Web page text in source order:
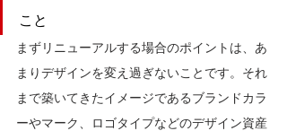
こと
まずリニューアルする場合のポイントは、あ
まりデザインを変え過ぎないことです。それ
まで築いてきたイメージであるブランドカラ
ーやマーク、ロゴタイプなどのデザイン資産